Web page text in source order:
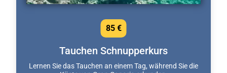
Tauchen Schnupperkurs
Lernen Sie das Tauchen an einem Tag, während Sie die
85 €